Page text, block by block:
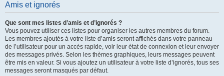
Amis et ignorés
Que sont mes listes d’amis et d’ignorés ?
Vous pouvez utiliser ces listes pour organiser les autres membres du forum.
Les membres ajoutés à votre liste d’amis seront affichés dans votre panneau
de l’utilisateur pour un accès rapide, voir leur état de connexion et leur envoyer
des messages privés. Selon les thèmes graphiques, leurs messages peuvent
être mis en valeur. Si vous ajoutez un utilisateur à votre liste d’ignorés, tous ses
messages seront masqués par défaut.